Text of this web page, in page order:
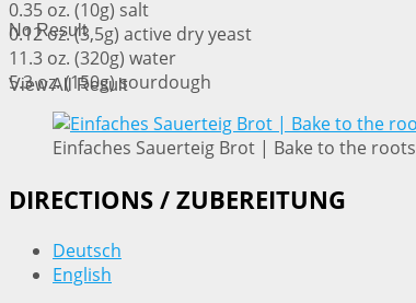
No Result
View All Result
0.35 oz. (10g) salt
0.12 oz. (3,5g) active dry yeast
11.3 oz. (320g) water
5.3 oz. (150g) sourdough
Einfaches Sauerteig Brot | Bake to the roots
DIRECTIONS / ZUBEREITUNG
Deutsch
English